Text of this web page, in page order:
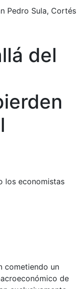
Pedro Sula, Cortés
del
los economistas
cometiendo un
de